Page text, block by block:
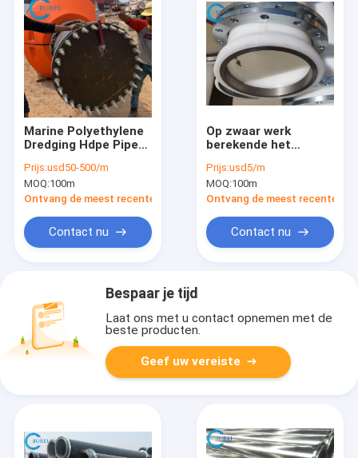
Marine Polyethylene
Dredging Hdpe Pipe
Pijpzand van de
Vlotterbaggermachine
de Dunne modder
Prijs:usd50-500/m
MOQ:100m
Ontvang de meest recente Prijs
Contact nu
Op zwaar werk
berekende het
Pijp voor
Ondergedompelde
Anti de
LijnWatervoorziening
Prijs:usd5/m
MOQ:100m
Ontvang de meest recente
Contact nu
Bespaar je tijd
Laat ons met u contact opnemen met de
beste producten.
Geef uw vereiste